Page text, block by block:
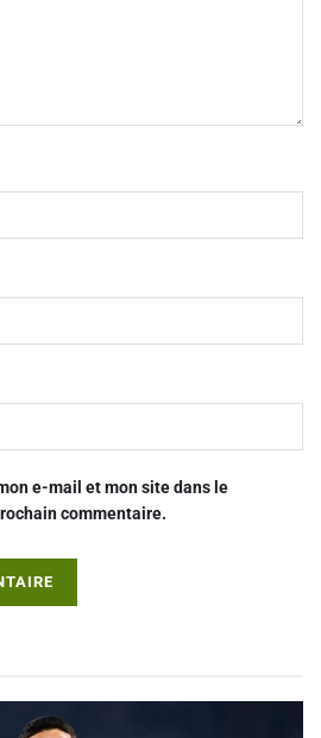
e-mail et mon site dans le
commentaire.